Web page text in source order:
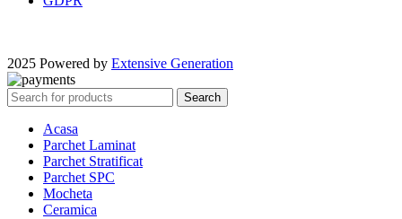
2025 Powered by Extensive Generation
Search
Acasa
Parchet Laminat
Parchet Stratificat
Parchet SPC
Mocheta
Ceramica